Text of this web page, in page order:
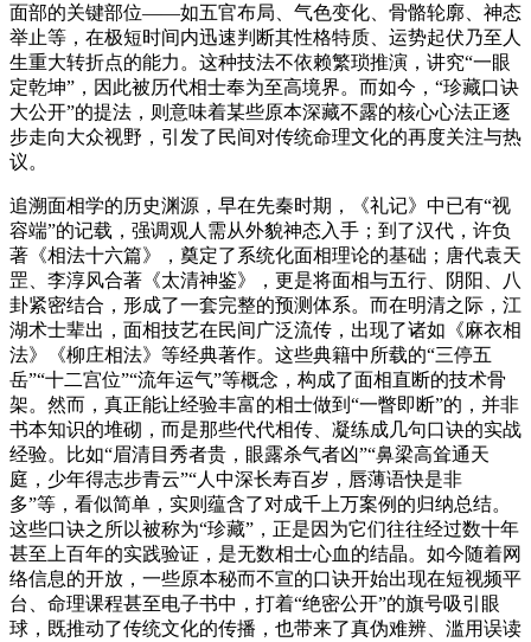
面部的关键部位——如五官布局、气色变化、骨骼轮廓、神态
举止等，在极短时间内迅速判断其性格特质、运势起伏乃至人
生重大转折点的能力。这种技法不依赖繁琐推演，讲究“一眼
定乾坤”，因此被历代相士奉为至高境界。而如今，“珍藏口诀
大公开”的提法，则意味着某些原本深藏不露的核心心法正逐
步走向大众视野，引发了民间对传统命理文化的再度关注与热
议。
追溯面相学的历史渊源，早在先秦时期，《礼记》中已有“视
容端”的记载，强调观人需从外貌神态入手；到了汉代，许负
著《相法十六篇》，奠定了系统化面相理论的基础；唐代袁天
罡、李淳风合著《太清神鉴》，更是将面相与五行、阴阳、八
卦紧密结合，形成了一套完整的预测体系。而在明清之际，江
湖术士辈出，面相技艺在民间广泛流传，出现了诸如《麻衣相
法》《柳庄相法》等经典著作。这些典籍中所载的“三停五
岳”“十二宫位”“流年运气”等概念，构成了面相直断的技术骨
架。然而，真正能让经验丰富的相士做到“一瞥即断”的，并非
书本知识的堆砌，而是那些代代相传、凝练成几句口诀的实战
经验。比如“眉清目秀者贵，眼露杀气者凶”“鼻梁高耸通天
庭，少年得志步青云”“人中深长寿百岁，唇薄语快是非
多”等，看似简单，实则蕴含了对成千上万案例的归纳总结。
这些口诀之所以被称为“珍藏”，正是因为它们往往经过数十年
甚至上百年的实践验证，是无数相士心血的结晶。如今随着网
络信息的开放，一些原本秘而不宣的口诀开始出现在短视频平
台、命理课程甚至电子书中，打着“绝密公开”的旗号吸引眼
球，既推动了传统文化的传播，也带来了真伪难辨、滥用误读